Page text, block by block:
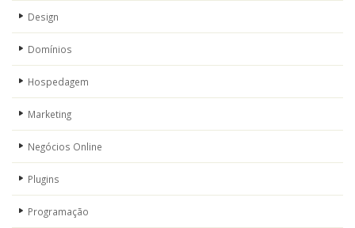
Design
Domínios
Hospedagem
Marketing
Negócios Online
Plugins
Programação